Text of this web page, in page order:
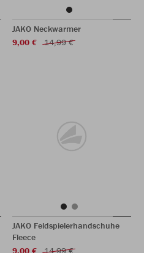
JAKO Neckwarmer
9,00 €
14,99 €
JAKO Feldspielerhandschuhe
Fleece
9,00 €
14,99 €